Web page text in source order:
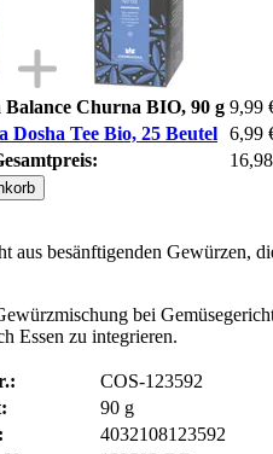
Balance Churna BIO, 90 g 9,99
Dosha Tee Bio, 25 Beutel 6,99
aus besänftigenden Gewürzen,
bei
Essen zu integrieren.
COS-123592
90 g
4032108123592